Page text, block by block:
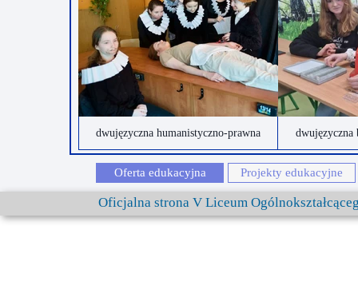
dwujęzyczna
dwujęzyczna humanistyczno-prawna
Projekty edukacyjne
Oferta edukacyjna
Oficjalna strona V Liceum